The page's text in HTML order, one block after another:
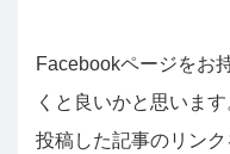
Facebookページをお
くと良いかと思います
投稿した記事のリン